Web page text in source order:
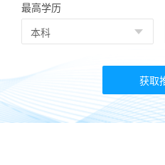
最高学历